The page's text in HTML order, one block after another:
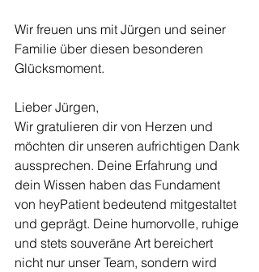
Wir freuen uns mit Jürgen und seiner
Familie über diesen besonderen
Glücksmoment.
Lieber Jürgen,
Wir gratulieren dir von Herzen und
möchten dir unseren aufrichtigen Dank
aussprechen. Deine Erfahrung und
dein Wissen haben das Fundament
von heyPatient bedeutend mitgestaltet
und geprägt. Deine humorvolle, ruhige
und stets souveräne Art bereichert
nicht nur unser Team, sondern wird